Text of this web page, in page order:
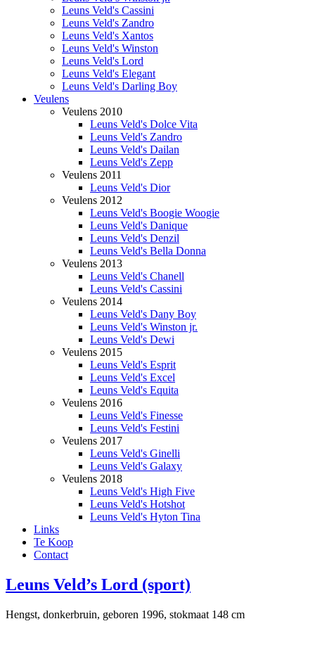
Leuns Veld's Cassini
Leuns Veld's Zandro
Leuns Veld's Xantos
Leuns Veld's Winston
Leuns Veld's Lord
Leuns Veld's Elegant
Leuns Veld's Darling Boy
Veulens
Veulens 2010
Leuns Veld's Dolce Vita
Leuns Veld's Zandro
Leuns Veld's Dailan
Leuns Veld's Zepp
Veulens 2011
Leuns Veld's Dior
Veulens 2012
Leuns Veld's Boogie Woogie
Leuns Veld's Danique
Leuns Veld's Denzil
Leuns Veld's Bella Donna
Veulens 2013
Leuns Veld's Chanell
Leuns Veld's Cassini
Veulens 2014
Leuns Veld's Dany Boy
Leuns Veld's Winston jr.
Leuns Veld's Dewi
Veulens 2015
Leuns Veld's Esprit
Leuns Veld's Excel
Leuns Veld's Equita
Veulens 2016
Leuns Veld's Finesse
Leuns Veld's Festini
Veulens 2017
Leuns Veld's Ginelli
Leuns Veld's Galaxy
Veulens 2018
Leuns Veld's High Five
Leuns Veld's Hotshot
Leuns Veld's Hyton Tina
Links
Te Koop
Contact
Leuns Veld’s Lord (sport)
Hengst, donkerbruin, geboren 1996, stokmaat 148 cm